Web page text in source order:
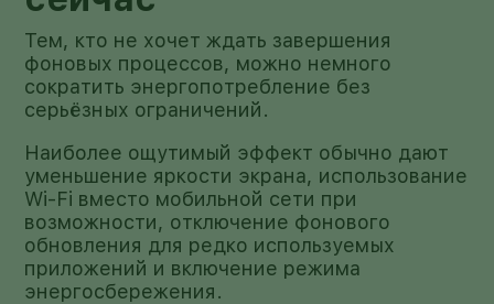
Тем, кто не хочет ждать завершения
фоновых процессов, можно немного
сократить энергопотребление без
серьёзных ограничений.
Наиболее ощутимый эффект обычно дают
уменьшение яркости экрана, использование
Wi-Fi вместо мобильной сети при
возможности, отключение фонового
обновления для редко используемых
приложений и включение режима
энергосбережения.